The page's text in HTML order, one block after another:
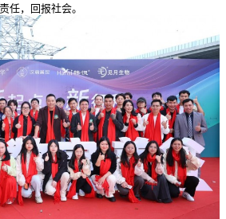
任，回报社会。